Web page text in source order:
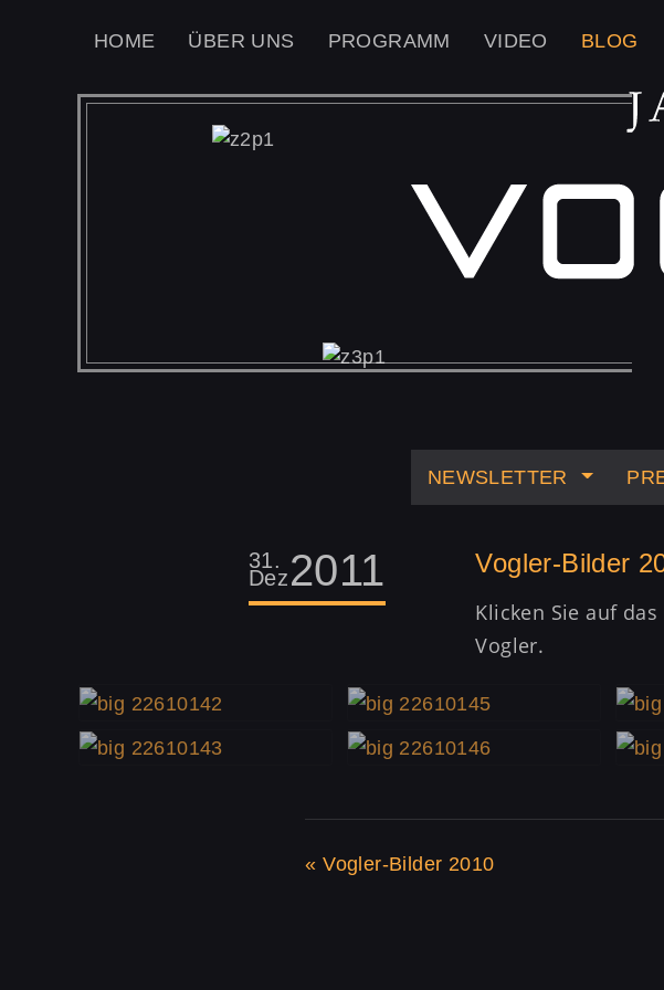
HOME ÜBER UNS PROGRAMM VIDEO BLOG
NEWSLETTER
31. 2011
Dez Vogler-Bilder
Klicken Sie auf
Vogler.
«Vogler-Bilder 2010